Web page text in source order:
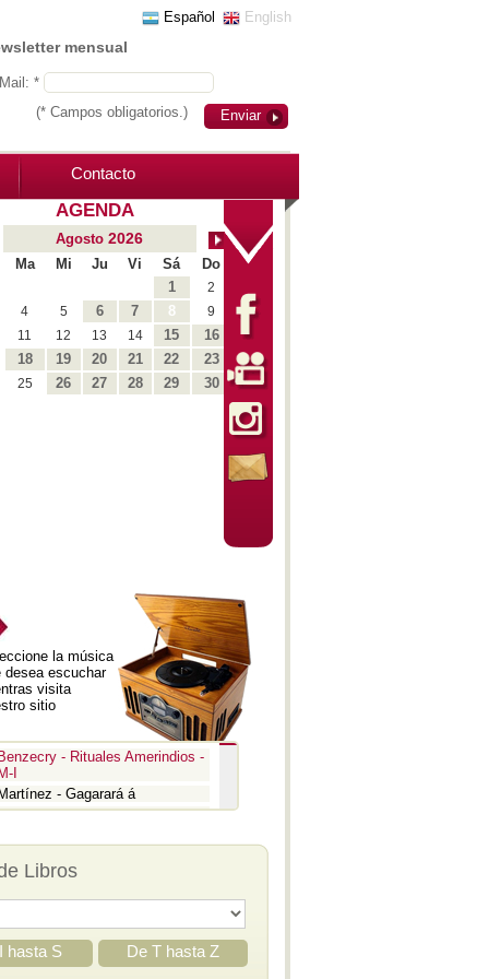
Español English
mensual
*
Enviar
(* Campos obligatorios.)
Contacto
AGENDA
Agosto 2026
Ma Mi Ju Vi Sá
Do
1
2
4 5 6 7 8
9
11 12 13 14 15 16
18 19 20 21 22 23
25 26 27 28 29 30
la música
desea escuchar
visita
sitio
Benzecry - Rituales Amerindios -
M-I
Martínez - Gagarará á
- Pedro y el lobo
- Romeo y Julieta -
Suite 3
- Iván el Terrible
Libros
hasta S De T hasta Z